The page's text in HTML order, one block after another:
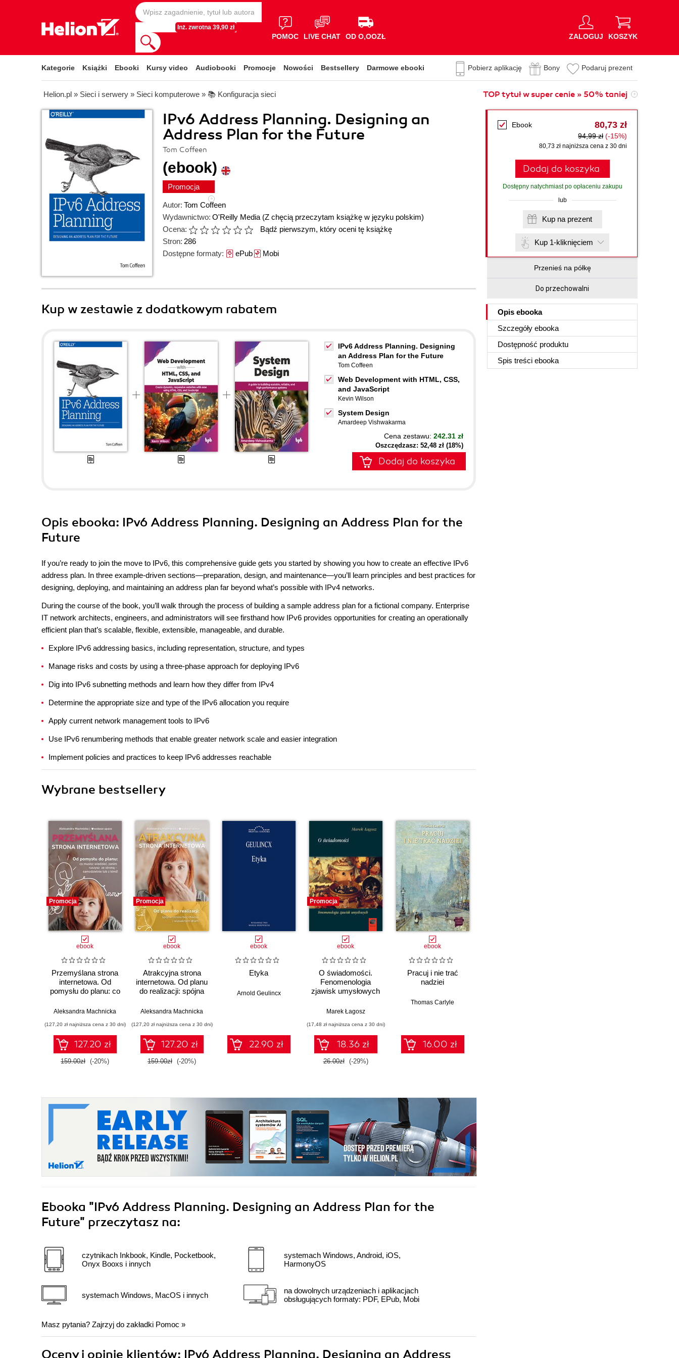
Inż. zwrotna 39,90 zł
POMOC LIVE CHAT OD O,OOZŁ ZALOGUJ KOSZYK
Kategorie Książki Ebooki Kursy video Audiobooki Promocje Nowości Bestsellery Darmowe ebooki Pobierz aplikację Bony Podaruj prezent
Helion.pl » Sieci i serwery » Sieci komputerowe » 📚 Konfiguracja sieci TOP tytuł w super cenie » 50% taniej
IPv6 Address Planning. Designing an
Address Plan for the Future
Tom Coffeen
(ebook)
Promocja
Autor: Tom Coffeen
Wydawnictwo: O'Reilly Media (Z chęcią przeczytam książkę w języku polskim)
Ocena:
Bądź pierwszym, który oceni tę książkę
Stron: 286
Dostępne formaty: ePubMobi
Ebook 80,73 zł
94,99 zł (-15%)
80,73 zł najniższa cena z 30 dni
Dodaj do koszyka
Dostępny natychmiast po opłaceniu zakupu
lub
Kup na prezent
Kup 1-kliknięciem
Przenieś na półkę
Do przechowalni
Opis ebooka
Szczegóły ebooka
Dostępność produktu
Spis treści ebooka
Kup w zestawie z dodatkowym rabatem
IPv6 Address Planning. Designing
an Address Plan for the Future
Tom Coffeen
Web Development with HTML, CSS,
and JavaScript
Kevin Wilson
System Design
Amardeep Vishwakarma
Cena zestawu: 242.31 zł
Oszczędzasz: 52,48 zł (18%)
Dodaj do koszyka
Opis ebooka: IPv6 Address Planning. Designing an Address Plan for the
Future
If you’re ready to join the move to IPv6, this comprehensive guide gets you started by showing you how to create an effective IPv6
address plan. In three example-driven sections—preparation, design, and maintenance—you’ll learn principles and best practices for
designing, deploying, and maintaining an address plan far beyond what’s possible with IPv4 networks.
During the course of the book, you’ll walk through the process of building a sample address plan for a fictional company. Enterprise
IT network architects, engineers, and administrators will see firsthand how IPv6 provides opportunities for creating an operationally
efficient plan that’s scalable, flexible, extensible, manageable, and durable.
Explore IPv6 addressing basics, including representation, structure, and types
Manage risks and costs by using a three-phase approach for deploying IPv6
Dig into IPv6 subnetting methods and learn how they differ from IPv4
Determine the appropriate size and type of the IPv6 allocation you require
Apply current network management tools to IPv6
Use IPv6 renumbering methods that enable greater network scale and easier integration
Implement policies and practices to keep IPv6 addresses reachable
Wybrane bestsellery
Promocja
ebook
Przemyślana strona
internetowa. Od
pomysłu do planu: co
zanim ruszysz ze
lub z kimś!
Aleksandra Machnicka
(127,20 zł najniższa cena z 30 dni)
127.20 zł
159.00zł (-20%)
Promocja
ebook
Atrakcyjna strona
internetowa. Od planu
do realizacji: spójna
wizualnych dram
Aleksandra Machnicka
(127,20 zł najniższa cena z 30 dni)
127.20 zł
159.00zł (-20%)
ebook
Etyka
Arnold Geulincx
22.90 zł
Promocja
ebook
O świadomości.
Fenomenologia
zjawisk umysłowych
Marek Łagosz
(17,48 zł najniższa cena z 30 dni)
18.36 zł
26.00zł (-29%)
ebook
Pracuj i nie trać
nadziei
Thomas Carlyle
16.00 zł
Ebooka "IPv6 Address Planning. Designing an Address Plan for the
Future" przeczytasz na:
czytnikach Inkbook, Kindle, Pocketbook,
Onyx Booxs i innych
systemach Windows, MacOS i innych
systemach Windows, Android, iOS,
HarmonyOS
na dowolnych urządzeniach i aplikacjach
obsługujących formaty: PDF, EPub, Mobi
Masz pytania? Zajrzyj do zakładki Pomoc »
Oceny i opinie klientów: IPv6 Address Planning. Designing an Address